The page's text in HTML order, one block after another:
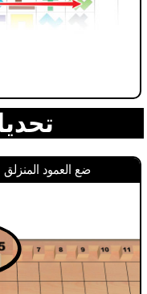
ضع العمود المنزلق